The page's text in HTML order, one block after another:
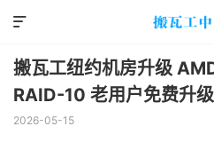

搬瓦工纽约机房升级
RAID-10 老用户免费升级
2026-05-15